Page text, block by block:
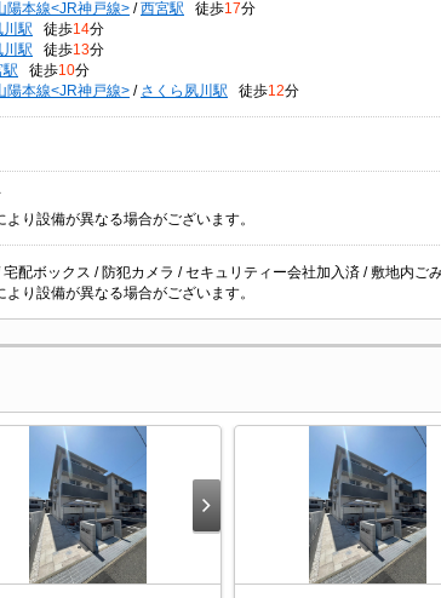
陽本線<JR神戸線> / 西宮駅 徒歩17分
川駅 徒歩14分
川駅 徒歩13分
駅 徒歩10分
陽本線<JR神戸線> / さくら夙川駅 徒歩12分
り設備が異なる場合がございます。
宅配ボックス / 防犯カメラ / セキュリティー会社加入済 / 敷地内ご
り設備が異なる場合がございます。